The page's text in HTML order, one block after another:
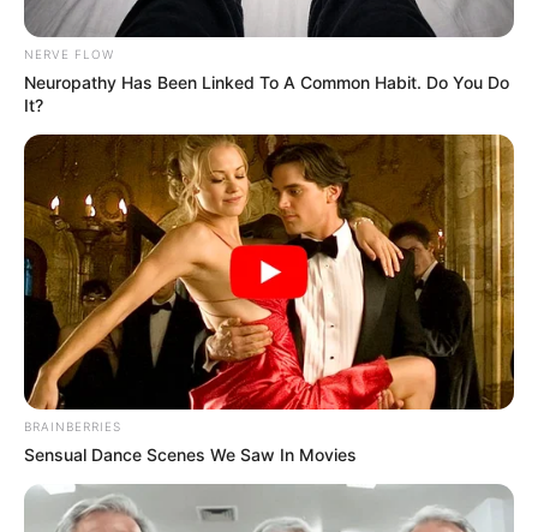
Posted
in
Friss hírek
Gyászol a világ: Álmában érte a
halál! David Hasselhoff megható
búcsúja
bySzerző • December 14, 2025
NERVE FLOW
Neuropathy Has Been Linked To A Common Habit. Do You Do
It?
BRAINBERRIES
Sensual Dance Scenes We Saw In Movies